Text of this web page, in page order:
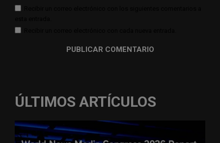
ÚLTIMOS ARTÍCULOS